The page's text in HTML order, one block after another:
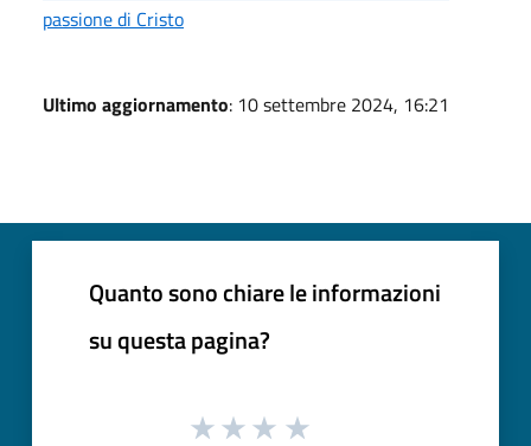
passione di Cristo
Ultimo aggiornamento: 10 settembre 2024, 16:21
Quanto sono chiare le informazioni
su questa pagina?